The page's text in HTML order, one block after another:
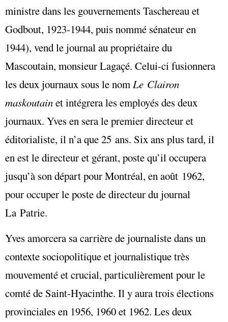
ministre dans les gouvernements Taschereau et
Godbout, 1923-1944, puis nommé sénateur en
1944), vend le journal au propriétaire du
Mascoutain, monsieur Lagaçé. Celui-ci fusionnera
les deux journaux sous le nomLe Clairon
maskoutainet intégrera les employés des deux
journaux. Yves en sera le premier directeur et
éditorialiste, il n’a que 25 ans. Six ans plus tard, il
en est le directeur et gérant, poste qu’il occupera
jusqu’à son départ pour Montréal, en août 1962,
pour occuper le poste de directeur du journal
La Patrie.
Yves amorcera sa carrière de journaliste dans un
contexte sociopolitique et journalistique très
mouvementé et crucial, particulièrement pour le
comté de Saint-Hyacinthe. Il y aura trois élections
provinciales en 1956, 1960 et 1962. Les deux